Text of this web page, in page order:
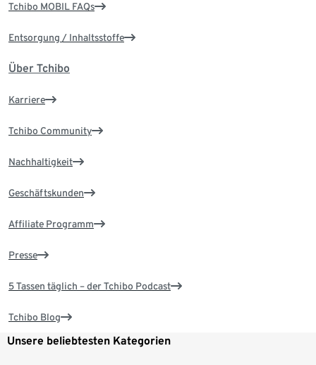
Tchibo MOBIL FAQs
Entsorgung / Inhaltsstoffe
Über Tchibo
Karriere
Tchibo Community
Nachhaltigkeit
Geschäftskunden
Affiliate Programm
Presse
5 Tassen täglich – der Tchibo Podcast
Tchibo Blog
Unsere beliebtesten Kategorien